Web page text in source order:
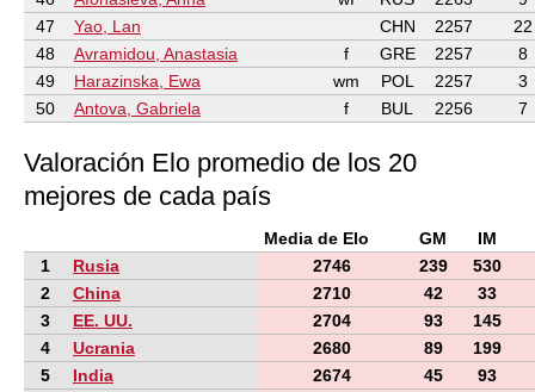
47
Yao, Lan CHN 2257
22
48
Avramidou, Anastasia f GRE 2257
8
49
Harazinska, Ewa wm POL 2257
3
50
Antova, Gabriela f BUL 2256 7
Valoración Elo promedio de los 20
mejores de cada país
Media de Elo GM
IM
1
Rusia 2746 239
530
2
China 2710 42
33
3
EE. UU. 2704 93
145
4
Ucrania 2680 89
199
5
India 2674 45
93